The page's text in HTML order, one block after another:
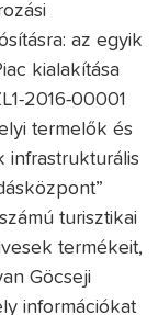
az egyik
kialakítása
2016-00001
termelők és
infrastrukturális
turisztikai
termékeit,
Göcseji
információkat